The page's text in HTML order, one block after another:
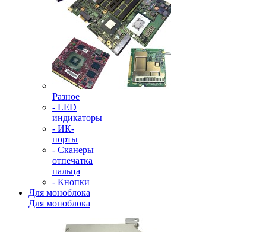
Разное
- LED
индикаторы
- ИК-
порты
- Сканеры
отпечатка
пальца
- Кнопки
Для моноблока
Для моноблока